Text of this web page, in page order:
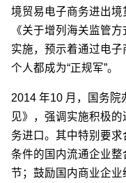
境贸易电子商务进出
《关于增列海关监管
实施，预示着通过电
个人都成为“正规军”。
2014 年10 月，国务院
见》，强调实施积极
务进口。其中特别要
条件的国内流通企业
节；鼓励国内商业企